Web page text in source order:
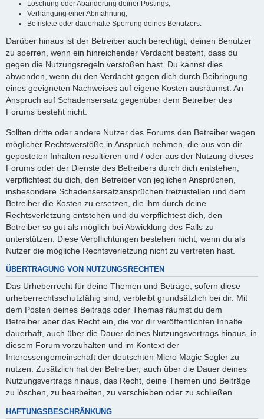
Löschung oder Abänderung deiner Postings,
Verhängung einer Abmahnung,
Befristete oder dauerhafte Sperrung deines Benutzers.
Darüber hinaus ist der Betreiber auch berechtigt, deinen Benutzer
zu sperren, wenn ein hinreichender Verdacht besteht, dass du
gegen die Nutzungsregeln verstoßen hast. Du kannst dies
abwenden, wenn du den Verdacht gegen dich durch Beibringung
eines geeigneten Nachweises auf eigene Kosten ausräumst. An
Anspruch auf Schadensersatz gegenüber dem Betreiber des
Forums besteht nicht.
Sollten dritte oder andere Nutzer des Forums den Betreiber wegen
möglicher Rechtsverstöße in Anspruch nehmen, die aus von dir
geposteten Inhalten resultieren und / oder aus der Nutzung dieses
Forums oder der Dienste des Betreibers durch dich entstehen,
verpflichtest du dich, den Betreiber von jeglichen Ansprüchen,
insbesondere Schadensersatzansprüchen freizustellen und dem
Betreiber die Kosten zu ersetzen, die ihm durch deine
Rechtsverletzung entstehen und du verpflichtest dich, den
Betreiber so gut als möglich bei Abwicklung des Falls zu
unterstützen. Diese Verpflichtungen bestehen nicht, wenn du als
Nutzer die mögliche Rechtsverletzung nicht zu vertreten hast.
ÜBERTRAGUNG VON NUTZUNGSRECHTEN
Das Urheberrecht für deine Themen und Beträge, sofern diese
urheberrechtsschutzfähig sind, verbleibt grundsätzlich bei dir. Mit
dem Posten deines Beitrags oder Themas räumst du dem
Betreiber aber das Recht ein, die vor dir veröffentlichten Inhalte
dauerhaft, auch über die Dauer deines Nutzungsvertrags hinaus, in
diesem Forum vorzuhalten und im Kontext der
Interessengemeinschaft der deutschten Micro Magic Segler zu
nutzen. Zusätzlich hat der Betreiber, auch über die Dauer deines
Nutzungsvertrags hinaus, das Recht, deine Themen und Beiträge
zu löschen, zu bearbeiten, zu verschieben oder zu schließen.
HAFTUNGSBESCHRÄNKUNG